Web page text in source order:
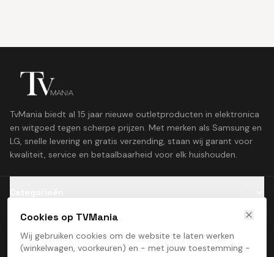
Cookies op TVMania
Wij gebruiken cookies om de website te laten werken
(winkelwagen, voorkeuren) en - met jouw toestemming -
TvMania biedt al 15 jaar nieuwe outletproducten in elektronica
en witgoed tegen scherpe prijzen. Met merken als Samsung en
LG, snelle levering en gratis verzending, staan wij garant voor
kwaliteit, service en betaalbaarheid voor elk huishouden.
Klantenservice